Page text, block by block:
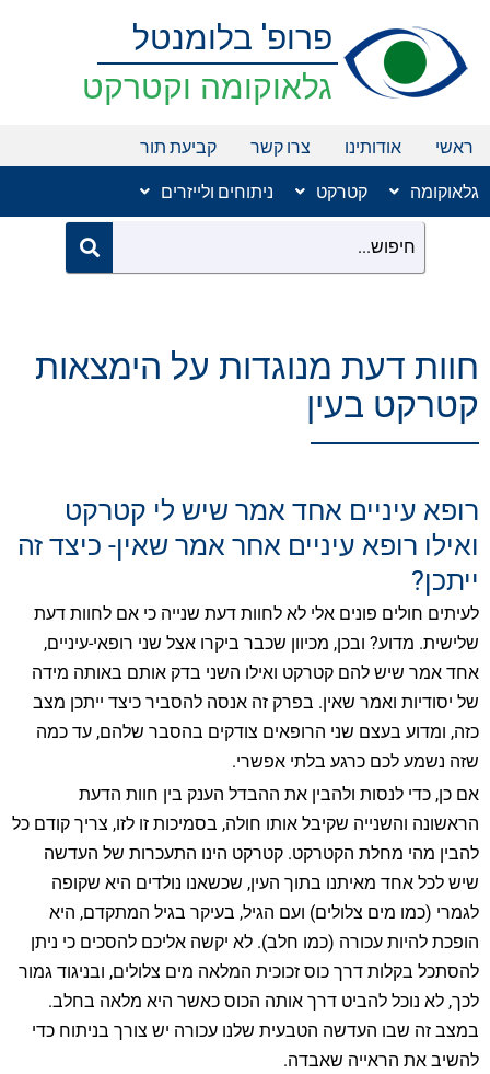
לתוכן
פרופ' בלומנטל
גלאוקומה וקטרקט
ראשי אודותינו צרו קשר קביעת תור
גלאוקומה קטרקט ניתוחים ולייזרים
חוות דעת מנוגדות על הימצאות
קטרקט בעין
רופא עיניים אחד אמר שיש לי קטרקט
ואילו רופא עיניים אחר אמר שאין- כיצד זה
ייתכן?
לעיתים חולים פונים אלי לא לחוות דעת שנייה כי אם לחוות דעת
שלישית. מדוע? ובכן, מכיוון שכבר ביקרו אצל שני רופאי-עיניים,
אחד אמר שיש להם קטרקט ואילו השני בדק אותם באותה מידה
של יסודיות ואמר שאין. בפרק זה אנסה להסביר כיצד ייתכן מצב
כזה, ומדוע בעצם שני הרופאים צודקים בהסבר שלהם, עד כמה
שזה נשמע לכם כרגע בלתי אפשרי.
אם כן, כדי לנסות ולהבין את ההבדל הענק בין חוות הדעת
הראשונה והשנייה שקיבל אותו חולה, בסמיכות זו לזו, צריך קודם כל
להבין מהי מחלת הקטרקט. קטרקט הינו התעכרות של העדשה
שיש לכל אחד מאיתנו בתוך העין, שכשאנו נולדים היא שקופה
לגמרי (כמו מים צלולים) ועם הגיל, בעיקר בגיל המתקדם, היא
הופכת להיות עכורה (כמו חלב). לא יקשה אליכם להסכים כי ניתן
להסתכל בקלות דרך כוס זכוכית המלאה מים צלולים, ובניגוד גמור
לכך, לא נוכל להביט דרך אותה הכוס כאשר היא מלאה בחלב.
במצב זה שבו העדשה הטבעית שלנו עכורה יש צורך בניתוח כדי
להשיב את הראייה שאבדה.